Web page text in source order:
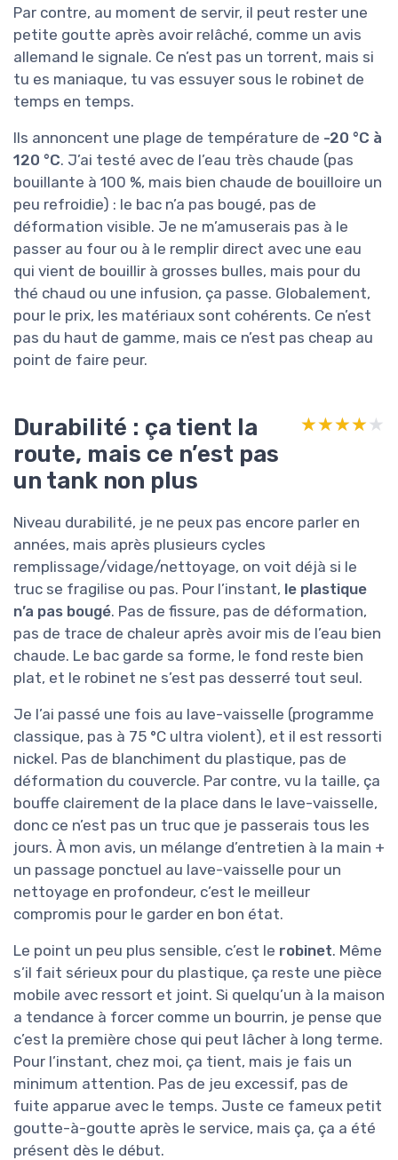
Par contre, au moment de servir, il peut rester une
petite goutte après avoir relâché, comme un avis
allemand le signale. Ce n’est pas un torrent, mais si
tu es maniaque, tu vas essuyer sous le robinet de
temps en temps.
Ils annoncent une plage de température de -20 °C à
120 °C. J’ai testé avec de l’eau très chaude (pas
bouillante à 100 %, mais bien chaude de bouilloire un
peu refroidie) : le bac n’a pas bougé, pas de
déformation visible. Je ne m’amuserais pas à le
passer au four ou à le remplir direct avec une eau
qui vient de bouillir à grosses bulles, mais pour du
thé chaud ou une infusion, ça passe. Globalement,
pour le prix, les matériaux sont cohérents. Ce n’est
pas du haut de gamme, mais ce n’est pas cheap au
point de faire peur.
Durabilité : ça tient la
route, mais ce n’est pas
un tank non plus
★★★★★
★★★★★
Niveau durabilité, je ne peux pas encore parler en
années, mais après plusieurs cycles
remplissage/vidage/nettoyage, on voit déjà si le
truc se fragilise ou pas. Pour l’instant, le plastique
n’a pas bougé. Pas de fissure, pas de déformation,
pas de trace de chaleur après avoir mis de l’eau bien
chaude. Le bac garde sa forme, le fond reste bien
plat, et le robinet ne s’est pas desserré tout seul.
Je l’ai passé une fois au lave-vaisselle (programme
classique, pas à 75 °C ultra violent), et il est ressorti
nickel. Pas de blanchiment du plastique, pas de
déformation du couvercle. Par contre, vu la taille, ça
bouffe clairement de la place dans le lave-vaisselle,
donc ce n’est pas un truc que je passerais tous les
jours. À mon avis, un mélange d’entretien à la main +
un passage ponctuel au lave-vaisselle pour un
nettoyage en profondeur, c’est le meilleur
compromis pour le garder en bon état.
Le point un peu plus sensible, c’est le robinet. Même
s’il fait sérieux pour du plastique, ça reste une pièce
mobile avec ressort et joint. Si quelqu’un à la maison
a tendance à forcer comme un bourrin, je pense que
c’est la première chose qui peut lâcher à long terme.
Pour l’instant, chez moi, ça tient, mais je fais un
minimum attention. Pas de jeu excessif, pas de
fuite apparue avec le temps. Juste ce fameux petit
goutte-à-goutte après le service, mais ça, ça a été
présent dès le début.